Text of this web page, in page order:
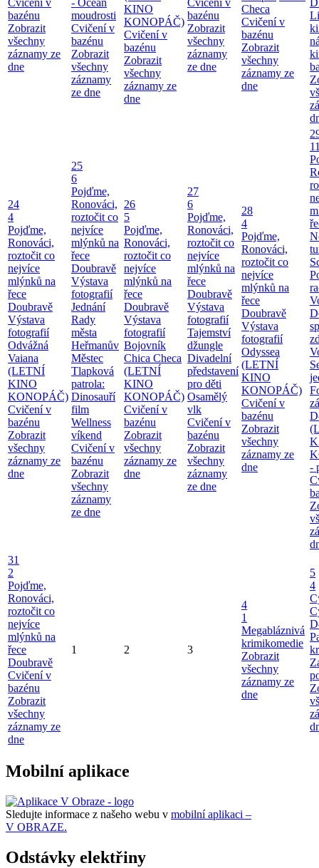
bazénu
Zobrazit
všechny
záznamy ze
dne
moudrosti
Cvičení v
bazénu
Zobrazit
všechny
záznamy
ze dne
KINO
KONOPÁČ)
Cvičení v
bazénu
Zobrazit
všechny
záznamy ze
dne
bazénu
Zobrazit
všechny
záznamy
ze dne
Checa
Cvičení v
bazénu
Zobrazit
všechny
záznamy ze
dne
24
4
Pojďme,
Ronováci,
roztočit co
nejvíce
mlýnků na
řece
Doubravě
Výstava
fotografií
Odvážná
Vaiana
(LETNÍ
KINO
KONOPÁČ)
Cvičení v
bazénu
Zobrazit
všechny
záznamy ze
dne
25
6
Pojďme,
Ronováci,
roztočit co
nejvíce
mlýnků na
řece
Doubravě
Výstava
fotografií
Jednání
Rady
města
Heřmanův
Městec
Tlapková
patrola:
Dinosauří
film
Wellness
víkend
Cvičení v
bazénu
Zobrazit
všechny
záznamy
ze dne
26
5
Pojďme,
Ronováci,
roztočit co
nejvíce
mlýnků na
řece
Doubravě
Výstava
fotografií
Bojovník
Chica Checa
(LETNÍ
KINO
KONOPÁČ)
Cvičení v
bazénu
Zobrazit
všechny
záznamy ze
dne
27
6
Pojďme,
Ronováci,
roztočit co
nejvíce
mlýnků na
řece
Doubravě
Výstava
fotografií
Tajemství
džungle
Divadelní
představení
pro děti
Osamělý
vlk
Cvičení v
bazénu
Zobrazit
všechny
záznamy
ze dne
28
4
Pojďme,
Ronováci,
roztočit co
nejvíce
mlýnků na
řece
Doubravě
Výstava
fotografií
Odyssea
(LETNÍ
KINO
KONOPÁČ)
Cvičení v
bazénu
Zobrazit
všechny
záznamy ze
dne
-
31
2
Pojďme,
Ronováci,
roztočit co
nejvíce
mlýnků na
řece
Doubravě
Cvičení v
bazénu
Zobrazit
všechny
záznamy ze
dne
1 2 3
4
1
Megabláznivá
krimikomedie
Zobrazit
všechny
záznamy ze
dne
5
4
Mobilní aplikace
Sledujte informace z našeho webu v mobilní aplikaci –
V OBRAZE.
Odstávky elektřiny